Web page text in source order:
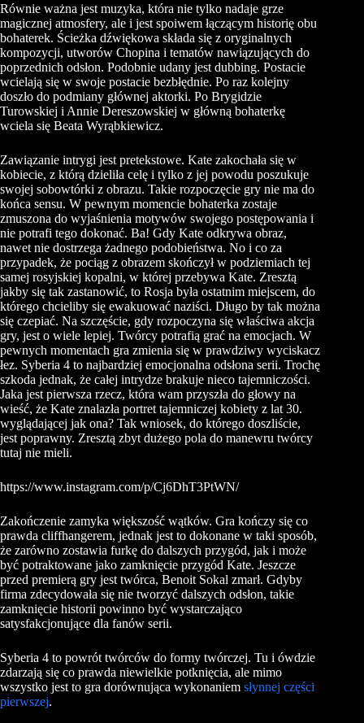
Równie ważna jest muzyka, która nie tylko nadaje grze
magicznej atmosfery, ale i jest spoiwem łączącym historię obu
bohaterek. Ścieżka dźwiękowa składa się z oryginalnych
kompozycji, utworów Chopina i tematów nawiązujących do
poprzednich odsłon. Podobnie udany jest dubbing. Postacie
wcielają się w swoje postacie bezbłędnie. Po raz kolejny
doszło do podmiany głównej aktorki. Po Brygidzie
Turowskiej i Annie Dereszowskiej w główną bohaterkę
wciela się Beata Wyrąbkiewicz.
Zawiązanie intrygi jest pretekstowe. Kate zakochała się w
kobiecie, z którą dzieliła celę i tylko z jej powodu poszukuje
swojej sobowtórki z obrazu. Takie rozpoczęcie gry nie ma do
końca sensu. W pewnym momencie bohaterka zostaje
zmuszona do wyjaśnienia motywów swojego postępowania i
nie potrafi tego dokonać. Ba! Gdy Kate odkrywa obraz,
nawet nie dostrzega żadnego podobieństwa. No i co za
przypadek, że pociąg z obrazem skończył w podziemiach tej
samej rosyjskiej kopalni, w której przebywa Kate. Zresztą
jakby się tak zastanowić, to Rosja była ostatnim miejscem, do
którego chcieliby się ewakuować naziści. Długo by tak można
się czepiać. Na szczęście, gdy rozpoczyna się właściwa akcja
gry, jest o wiele lepiej. Twórcy potrafią grać na emocjach. W
pewnych momentach gra zmienia się w prawdziwy wyciskacz
łez. Syberia 4 to najbardziej emocjonalna odsłona serii. Trochę
szkoda jednak, że całej intrydze brakuje nieco tajemniczości.
Jaka jest pierwsza rzecz, która wam przyszła do głowy na
wieść, że Kate znalazła portret tajemniczej kobiety z lat 30.
wyglądającej jak ona? Tak wniosek, do którego doszliście,
jest poprawny. Zresztą zbyt dużego pola do manewru twórcy
tutaj nie mieli.
https://www.instagram.com/p/Cj6DhT3PtWN/
Zakończenie zamyka większość wątków. Gra kończy się co
prawda cliffhangerem, jednak jest to dokonane w taki sposób,
że zarówno zostawia furkę do dalszych przygód, jak i może
być potraktowane jako zamknięcie przygód Kate. Jeszcze
przed premierą gry jest twórca, Benoit Sokal zmarł. Gdyby
firma zdecydowała się nie tworzyć dalszych odsłon, takie
zamknięcie historii powinno być wystarczająco
satysfakcjonujące dla fanów serii.
Syberia 4 to powrót twórców do formy twórczej. Tu i ówdzie
zdarzają się co prawda niewielkie potknięcia, ale mimo
wszystko jest to gra dorównująca wykonaniem słynnej części
pierwszej.